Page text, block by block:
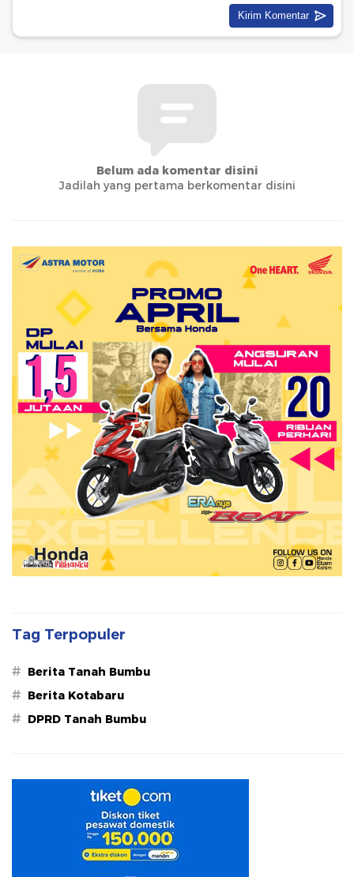
Belum ada komentar disini
Jadilah yang pertama berkomentar disini
Tag Terpopuler
# Berita Tanah Bumbu
# Berita Kotabaru
# DPRD Tanah Bumbu